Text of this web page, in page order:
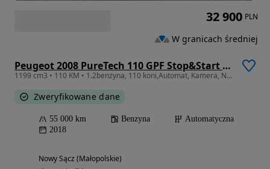
Peugeot 2008 PureTech 110 GPF Stop&Start EAT6 Active
1199 cm3 • 110 KM • 1.2benzyna, 110 koni,Automat, Kamera, Navi ,Czujniki, Ledy, 18rok,
Zweryfikowane dane
55 000 km Benzyna
Automatyczna
2018
Nowy Sącz (Małopolskie)
32 900 PLN
W granicach średniej